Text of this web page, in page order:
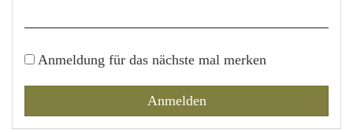
Anmeldung für das nächste mal merken
Anmelden